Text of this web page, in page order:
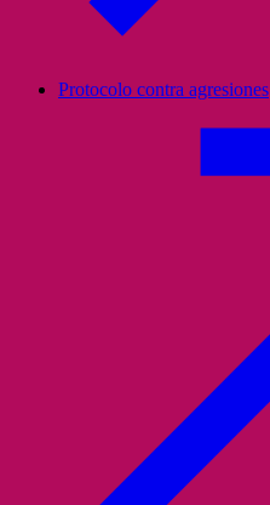
Protocolo contra agresiones